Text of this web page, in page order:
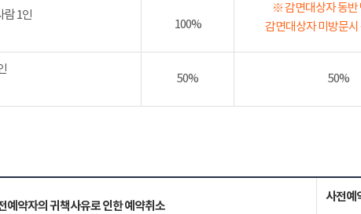
※ 감면대상자 동반
감면대상자 미방문시
람 1인
100%
50% 50%
예약자의 귀책사유로 인한 예약취소
사전예